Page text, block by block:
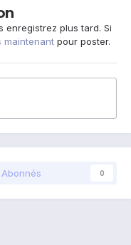
enregistrez plus tard. Si
maintenant pour poster.
Abonnés 0